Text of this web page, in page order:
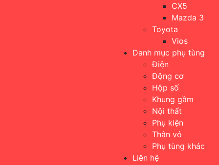
CX5
Mazda 3
Toyota
Vios
Danh mục phụ tùng
Điện
Động cơ
Hộp số
Khung gầm
Nội thất
Phụ kiện
Thân vỏ
Phụ tùng khác
Liên hệ